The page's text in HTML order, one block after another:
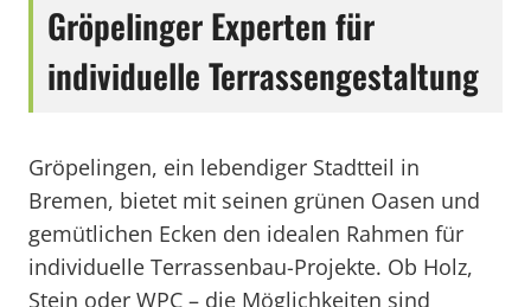
Gröpelinger Experten für
individuelle Terrassengestaltung
Gröpelingen, ein lebendiger Stadtteil in
Bremen, bietet mit seinen grünen Oasen und
gemütlichen Ecken den idealen Rahmen für
individuelle Terrassenbau-Projekte. Ob Holz,
Stein oder WPC – die Möglichkeiten sind